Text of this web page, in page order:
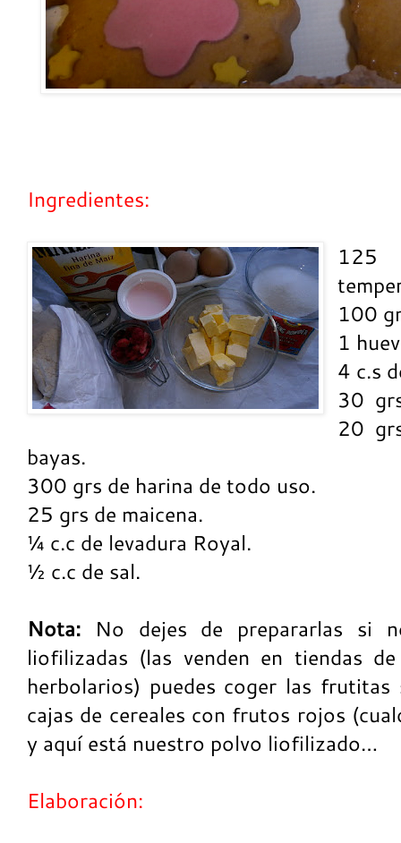
Ingredientes:
125
100
1
4 c.s
30
20
bayas.
300 grs de harina de todo uso.
25 grs de maicena.
¼ c.c de levadura Royal.
½ c.c de sal.
Nota: No dejes de prepararlas si
liofilizadas (las venden en tiendas
herbolarios) puedes coger las
cajas de cereales con frutos rojos
y aquí está nuestro polvo liofilizado…
Elaboración: